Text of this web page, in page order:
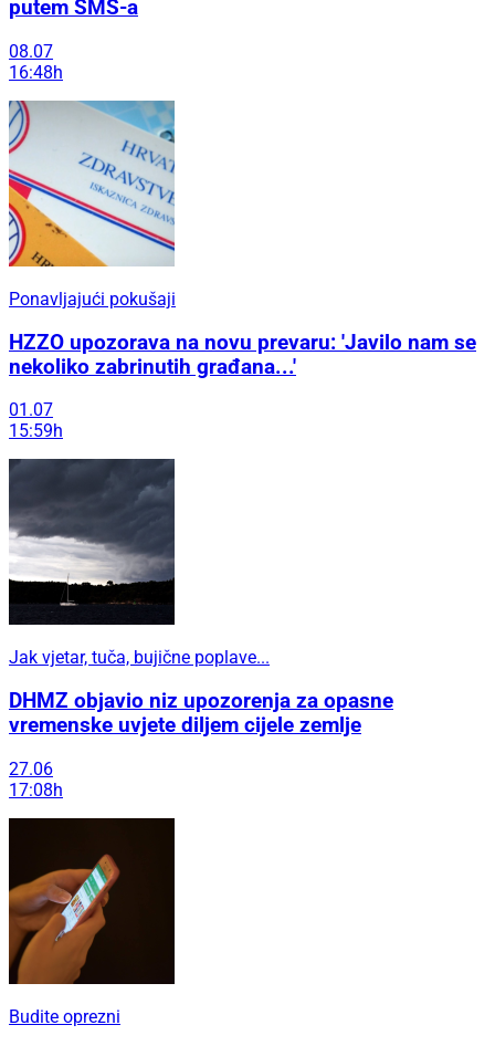
putem SMS-a
08.07
16:48h
Ponavljajući pokušaji
HZZO upozorava na novu prevaru: 'Javilo nam se
nekoliko zabrinutih građana...'
01.07
15:59h
Jak vjetar, tuča, bujične poplave...
DHMZ objavio niz upozorenja za opasne
vremenske uvjete diljem cijele zemlje
27.06
17:08h
Budite oprezni